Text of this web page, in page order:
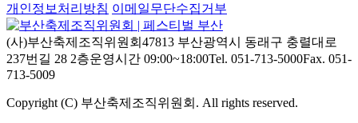
개인정보처리방침 이메일무단수집거부
(사)부산축제조직위원회 47813 부산광역시 동래구 충렬대로
237번길 28 2층운영시간 09:00~18:00Tel. 051-713-5000Fax. 051-
713-5009
Copyright (C) 부산축제조직위원회. All rights reserved.